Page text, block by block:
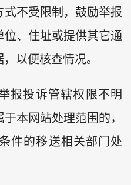
不受限制，鼓励举报
、住址或提供其它通
以便核查情况。
报投诉管辖权限不明
本网站处理范围的，
件的移送相关部门处